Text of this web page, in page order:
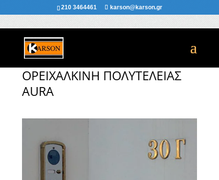
210 3464461 karson@karson.gr
ΟΡEIΧΑΛΚΙΝΗ ΠΟΛΥΤΕΛΕΙΑΣ
AURA